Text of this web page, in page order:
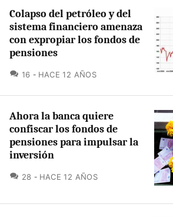
Colapso del petróleo y del
sistema financiero amenaza
con expropiar los fondos de
pensiones
16 COMENTARIOS
HACE 12 AÑOS
Ahora la banca quiere
confiscar los fondos de
pensiones para impulsar la
inversión
28 COMENTARIOS
HACE 12 AÑOS